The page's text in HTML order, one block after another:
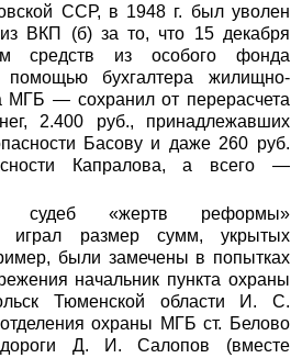
ССР, в 1948 г. был уволен
ВКП (б) за то, что 15 декабря
средств из особого фонда
бухгалтера жилищно-
МГБ — сохранил от перерасчета
2.400 руб., принадлежавших
Басову и даже 260 руб.
Капралова, а всего —
судеб «жертв реформы»
играл размер сумм, укрытых
были замечены в попытках
начальник пункта охраны
Тюменской области И. С.
охраны МГБ ст. Белово
Д. И. Салопов (вместе